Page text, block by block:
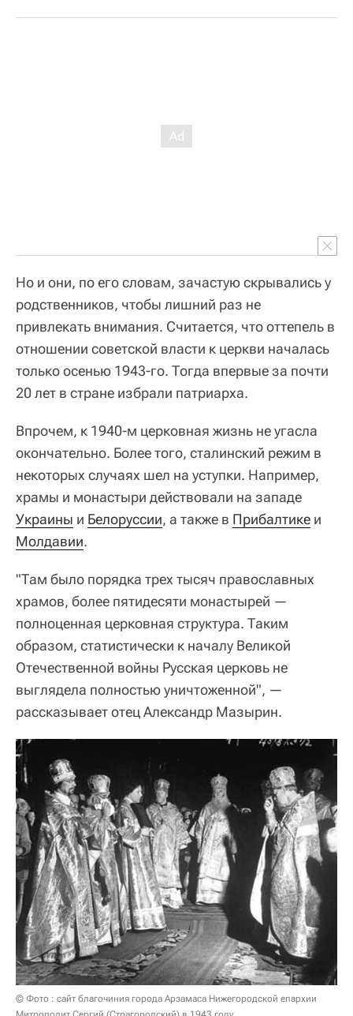
Но и они, по его словам, зачастую скрывались у
родственников, чтобы лишний раз не
привлекать внимания. Считается, что оттепель в
отношении советской власти к церкви началась
только осенью 1943-го. Тогда впервые за почти
20 лет в стране избрали патриарха.
Впрочем, к 1940-м церковная жизнь не угасла
окончательно. Более того, сталинский режим в
некоторых случаях шел на уступки. Например,
храмы и монастыри действовали на западе
Украины и Белоруссии, а также в Прибалтике и
Молдавии.
"Там было порядка трех тысяч православных
храмов, более пятидесяти монастырей —
полноценная церковная структура. Таким
образом, статистически к началу Великой
Отечественной войны Русская церковь не
выглядела полностью уничтоженной", —
рассказывает отец Александр Мазырин.
© Фото : сайт благочиния города Арзамаса Нижегородской епархии